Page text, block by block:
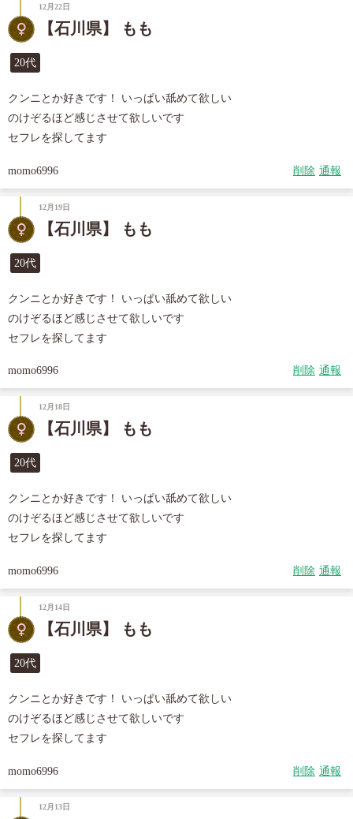
12月22日
【石川県】 もも
20代
クンニとか好きです！ いっぱい舐めて欲しい
のけぞるほど感じさせて欲しいです
セフレを探してます
momo6996 削除 通報
12月19日
【石川県】 もも
20代
クンニとか好きです！ いっぱい舐めて欲しい
のけぞるほど感じさせて欲しいです
セフレを探してます
momo6996 削除 通報
12月18日
【石川県】 もも
20代
クンニとか好きです！ いっぱい舐めて欲しい
のけぞるほど感じさせて欲しいです
セフレを探してます
momo6996 削除 通報
12月14日
【石川県】 もも
20代
クンニとか好きです！ いっぱい舐めて欲しい
のけぞるほど感じさせて欲しいです
セフレを探してます
momo6996 削除 通報
12月13日